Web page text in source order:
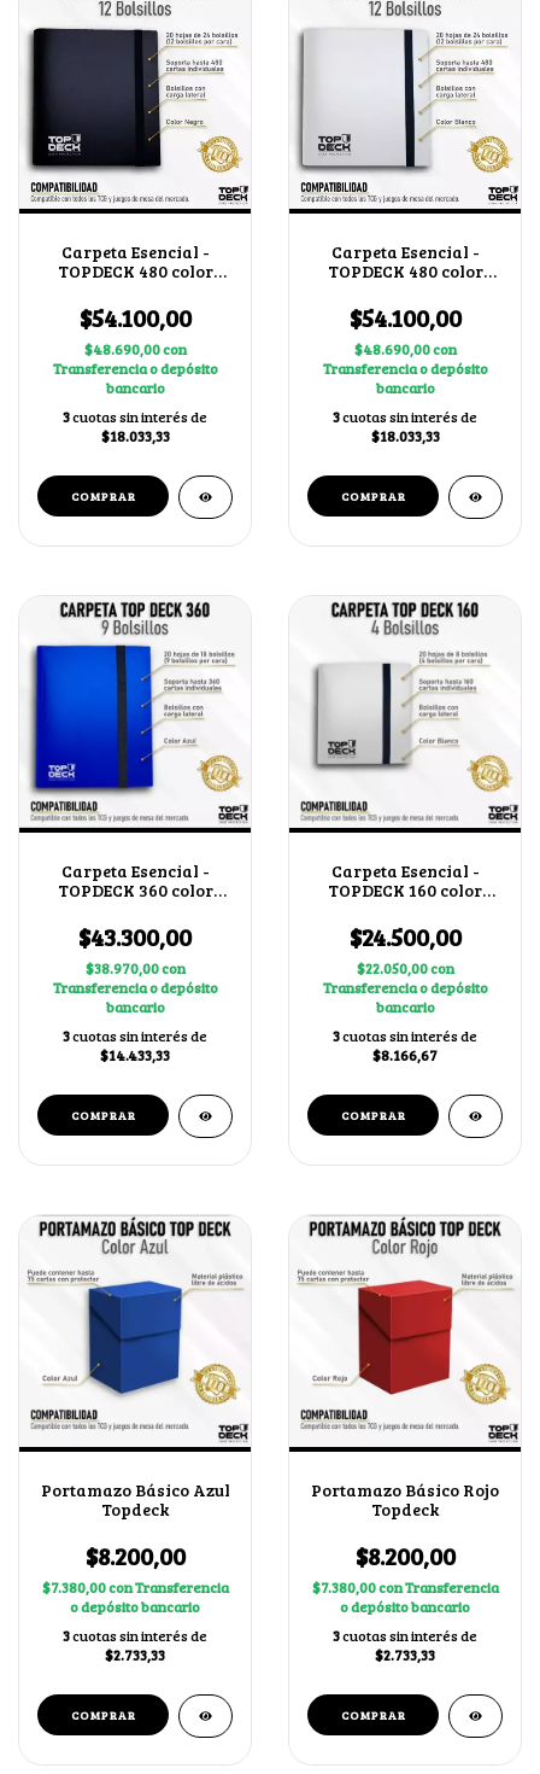
Carpeta Esencial -
TOPDECK 480 color
$54.100,00
$48.690,00con
Transferencia o depósito
bancario
3cuotas sin interés de
$18.033,33
Carpeta Esencial -
TOPDECK 480 color
$54.100,00
$48.690,00con
Transferencia o depósito
bancario
3cuotas sin interés de
$18.033,33
Carpeta Esencial -
TOPDECK 360 color
$43.300,00
$38.970,00con
Transferencia o depósito
bancario
3cuotas sin interés de
$14.433,33
Carpeta Esencial -
TOPDECK 160 color
$24.500,00
$22.050,00con
Transferencia o depósito
bancario
3cuotas sin interés de
$8.166,67
Portamazo Básico Azul
Topdeck
$8.200,00
$7.380,00conTransferencia
o depósito bancario
3cuotas sin interés de
$2.733,33
Portamazo Básico Rojo
Topdeck
$8.200,00
$7.380,00conTransferencia
o depósito bancario
3cuotas sin interés de
$2.733,33